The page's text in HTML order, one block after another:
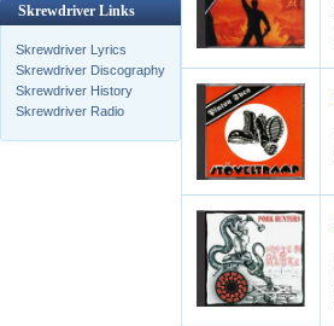
Skrewdriver Links
Skrewdriver Lyrics
Skrewdriver Discography
Skrewdriver History
Skrewdriver Radio